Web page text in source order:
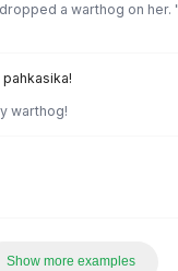
a warthog on her.
warthog!
Show more examples